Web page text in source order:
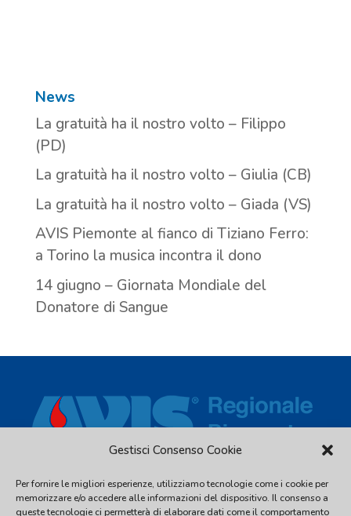
Gestisci Consenso Cookie
Per fornire le migliori esperienze, utilizziamo tecnologie come i cookie per
memorizzare e/o accedere alle informazioni del dispositivo. Il consenso a
queste tecnologie ci permetterà di elaborare dati come il comportamento
News
La gratuità ha il nostro volto – Filippo
(PD)
La gratuità ha il nostro volto – Giulia (CB)
La gratuità ha il nostro volto – Giada (VS)
AVIS Piemonte al fianco di Tiziano Ferro:
a Torino la musica incontra il dono
14 giugno – Giornata Mondiale del
Donatore di Sangue
Via Piave, 54 - 10044 Pianezza (TO) - C.F. 97539810016 - Tel.
011.2480338